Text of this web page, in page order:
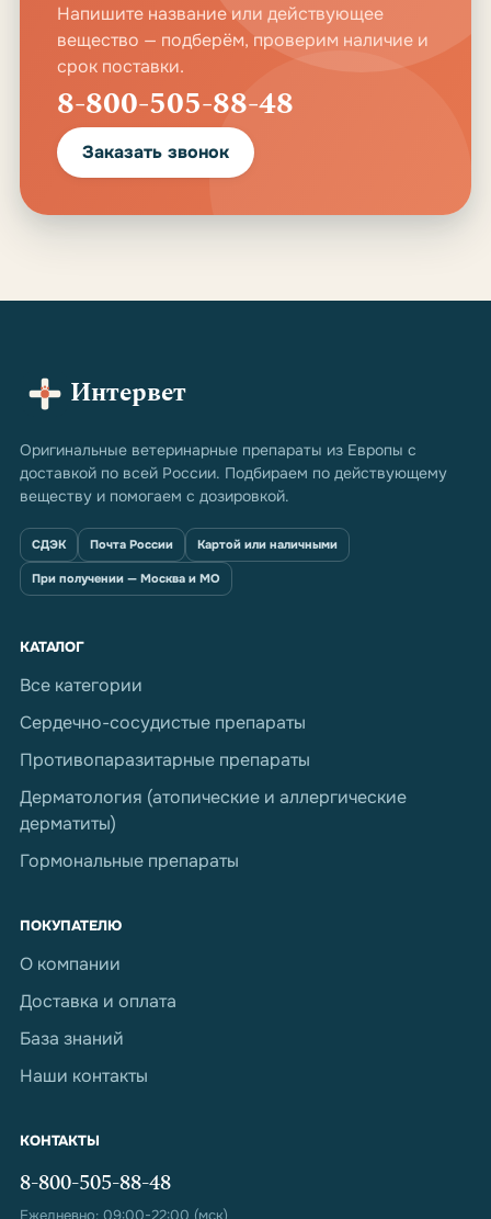
Напишите название или действующее
вещество — подберём, проверим наличие и
срок поставки.
8-800-505-88-48
Заказать звонок
Интервет
Оригинальные ветеринарные препараты из Европы с
доставкой по всей России. Подбираем по действующему
веществу и помогаем с дозировкой.
СДЭК Почта России Картой или наличными
При получении — Москва и МО
КАТАЛОГ
Все категории
Сердечно-сосудистые препараты
Противопаразитарные препараты
Дерматология (атопические и аллергические
дерматиты)
Гормональные препараты
ПОКУПАТЕЛЮ
О компании
Доставка и оплата
База знаний
Наши контакты
КОНТАКТЫ
8-800-505-88-48
Ежедневно: 09:00-22:00 (мск)